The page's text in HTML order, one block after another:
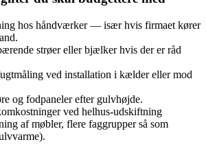
hos håndværker — især hvis firmaet kører
strøer eller bjælker hvis der er råd
ved installation i kælder eller mod
og fodpaneler efter gulvhøjde.
ved helhus-udskiftning
af møbler, flere faggrupper så som